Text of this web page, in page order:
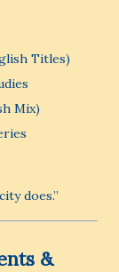
Titles)
Mix)
does.”
&